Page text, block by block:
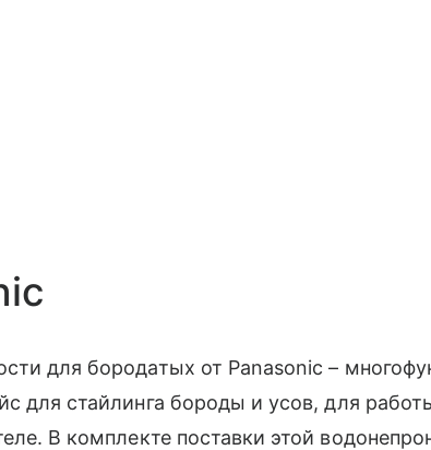
для бородатых от Panasonic –
для стайлинга бороды и усов, для
В комплекте поставки этой